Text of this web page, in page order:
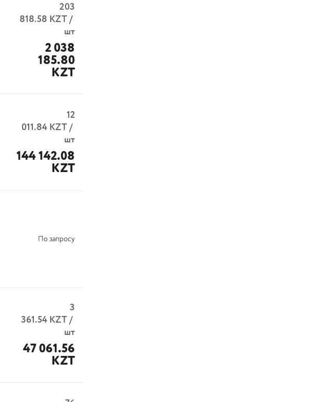
203
818.58 KZT/
шт
2 038
185.80
KZT
12
011.84KZT/
шт
144 142.08
KZT
По запросу
3
361.54KZT/
шт
47 061.56
KZT